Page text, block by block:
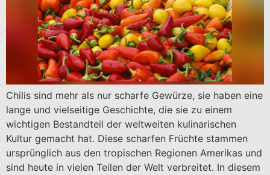
Chilis sind mehr als nur scharfe Gewürze, sie haben eine
lange und vielseitige Geschichte, die sie zu einem
wichtigen Bestandteil der weltweiten kulinarischen
Kultur gemacht hat. Diese scharfen Früchte stammen
ursprünglich aus den tropischen Regionen Amerikas und
sind heute in vielen Teilen der Welt verbreitet. In diesem